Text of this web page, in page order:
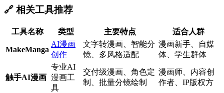
🔗 相关工具推荐
工具名称 类型 主要特点 适合人群
MakeManga
AI漫画
创作
文字转漫画、智能分
镜、多风格适配
漫画新手、自媒
体、学生群体
触手AI漫画
专业AI
漫画工
具
交付级漫画、角色定
制、批量分镜绘制
漫画师、内容创
作者、IP版权方